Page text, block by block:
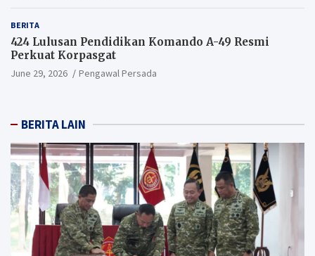
BERITA
424 Lulusan Pendidikan Komando A-49 Resmi
Perkuat Korpasgat
June 29, 2026 Pengawal Persada
BERITA LAIN